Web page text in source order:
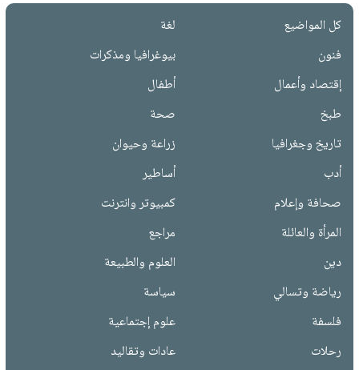
كل المواضيع
لغة
فنون
بيوغرافيا ومذكرات
إقتصاد وأعمال
أطفال
طبخ
صحة
تاريخ وجغرافيا
زراعة وحيوان
أدب
أساطير
صحافة وإعلام
كمبيوتر وانترنت
المرأة والعائلة
مراجع
دين
العلوم والطبيعة
رياضة وتسالي
سياسة
فلسفة
علوم إجتماعية
رحلات
عادات وتقاليد